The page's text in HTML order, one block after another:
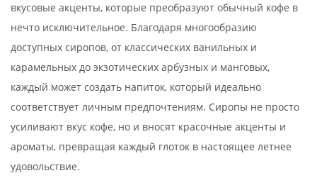
вкусовые акценты, которые преобразуют обычный кофе в
нечто исключительное. Благодаря многообразию
доступных сиропов, от классических ванильных и
карамельных до экзотических арбузных и манговых,
каждый может создать напиток, который идеально
соответствует личным предпочтениям. Сиропы не просто
усиливают вкус кофе, но и вносят красочные акценты и
ароматы, превращая каждый глоток в настоящее летнее
удовольствие.